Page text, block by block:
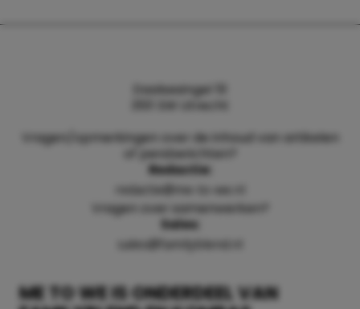
ME TO WE IS ONDERDEEL VAN
Daalsesingel 51
3511 SW Utrecht
Vragen/opmerkingen over de inhoud van artikelen
of persberichten?
Redactie:
redactie@me-to-we.nl
Vragen over samenwerken?
Sales:
sales@familyblend.nl